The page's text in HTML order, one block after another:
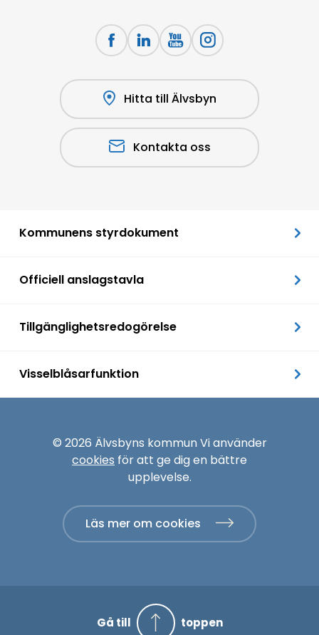
Hitta till Älvsbyn
Kontakta oss
Kommunens styrdokument
Officiell anslagstavla
Tillgänglighetsredogörelse
Visselblåsarfunktion
© 2026 Älvsbyns kommun Vi använder
cookies för att ge dig en bättre
upplevelse.
Läs mer om cookies
Gå till toppen